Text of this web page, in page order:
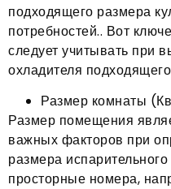
подходящего размера
потребностей.. Вот
следует учитывать при
охладителя
Размер комнаты
Размер помещения
важных факторов при
размера
просторные номера,